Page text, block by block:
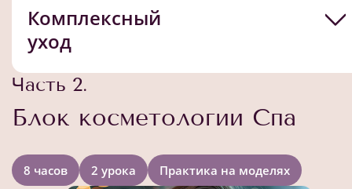
Комплексный
уход
Часть 2.
Блок косметологии Спа
8 часов 2 урока Практика на моделях